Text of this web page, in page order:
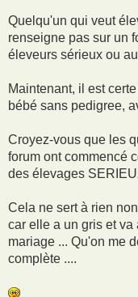
Quelqu'un qui veut
renseigne pas sur un
éleveurs sérieux ou
Maintenant, il est
bébé sans pedigree,
Croyez-vous que les
forum ont commencé
des élevages
Cela ne sert à rien
car elle a un gris et va
mariage ... Qu'on me
complète ....